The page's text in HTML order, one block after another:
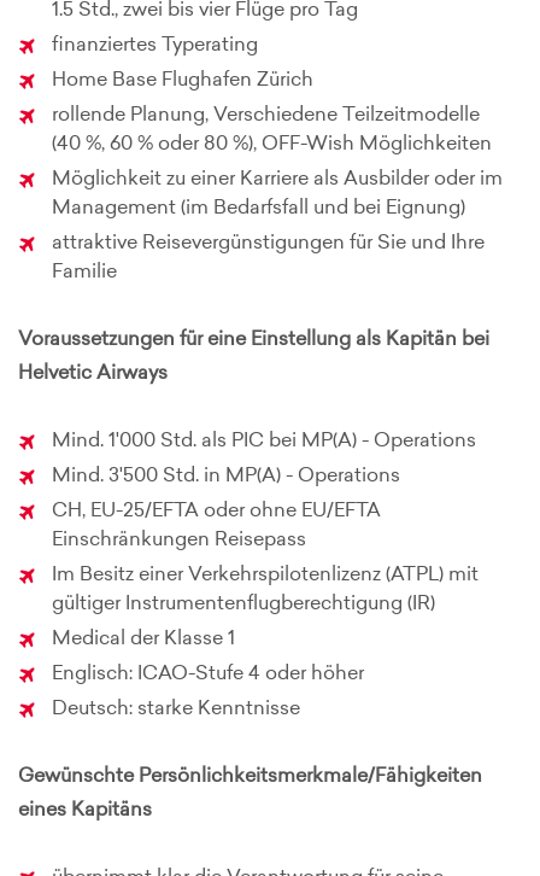
1.5 Std., zwei bis vier Flüge pro Tag
finanziertes Typerating
Home Base Flughafen Zürich
rollende Planung, Verschiedene Teilzeitmodelle
(40 %, 60 % oder 80 %), OFF-Wish Möglichkeiten
Möglichkeit zu einer Karriere als Ausbilder oder im
Management (im Bedarfsfall und bei Eignung)
attraktive Reisevergünstigungen für Sie und Ihre
Familie
Voraussetzungen für eine Einstellung als Kapitän bei
Helvetic Airways
Mind. 1'000 Std. als PIC bei MP(A) - Operations
Mind. 3'500 Std. in MP(A) - Operations
CH, EU-25/EFTA oder ohne EU/EFTA
Einschränkungen Reisepass
Im Besitz einer Verkehrspilotenlizenz (ATPL) mit
gültiger Instrumentenflugberechtigung (IR)
Medical der Klasse 1
Englisch: ICAO-Stufe 4 oder höher
Deutsch: starke Kenntnisse
Gewünschte Persönlichkeitsmerkmale/Fähigkeiten
eines Kapitäns